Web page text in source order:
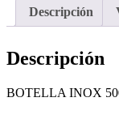
Descripción
Descripción
BOTELLA INOX